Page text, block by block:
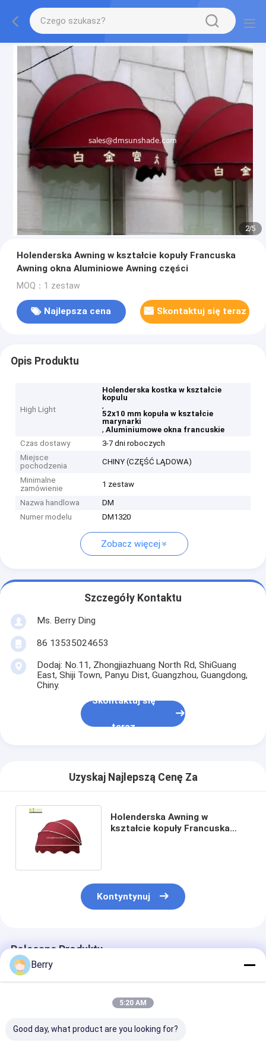
2/5
Holenderska Awning w kształcie kopuły Francuska
Awning okna Aluminiowe Awning części
MOQ：1 zestaw
Najlepsza cena Skontaktuj się teraz
Opis Produktu
High Light
Holenderska kostka w kształcie
kopulu
,
52x10 mm kopuła w kształcie
marynarki
,Aluminiumowe okna francuskie
Czas dostawy
3-7 dni roboczych
Miejsce
pochodzenia
CHINY (CZĘŚĆ LĄDOWA)
Minimalne
zamówienie
1 zestaw
Nazwa handlowa
DM
Numer modelu
DM1320
Zobacz więcej
Szczegóły Kontaktu
Ms. Berry Ding
86 13535024653
Dodaj: No.11, Zhongjiazhuang North Rd, ShiGuang
East, Shiji Town, Panyu Dist, Guangzhou, Guangdong,
Chiny.
Skontaktuj się
teraz
Uzyskaj Najlepszą Cenę Za
Holenderska Awning w
kształcie kopuły Francuska
Kontyntynuj
Polecane Produkty
Berry
5:20 AM
Good day, what product are you looking for?